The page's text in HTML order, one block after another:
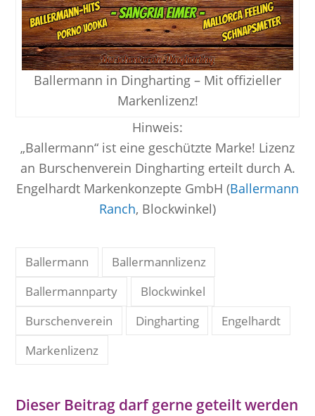
Ballermann in Dingharting – Mit offizieller
Markenlizenz!
Hinweis:
„Ballermann“ ist eine geschützte Marke! Lizenz
an Burschenverein Dingharting erteilt durch A.
Engelhardt Markenkonzepte GmbH (Ballermann
Ranch, Blockwinkel)
Ballermann
Ballermannlizenz
Ballermannparty
Blockwinkel
Burschenverein
Dingharting
Engelhardt
Markenlizenz
Dieser Beitrag darf gerne geteilt werden